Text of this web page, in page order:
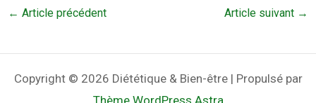
← Article précédent Article suivant →
Copyright © 2026 Diététique & Bien-être | Propulsé par
Thème WordPress Astra